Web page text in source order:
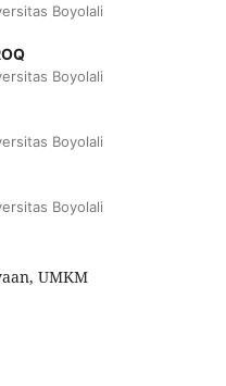
Boyolali
Boyolali
Boyolali
Boyolali
UMKM